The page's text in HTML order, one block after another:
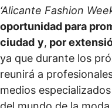
‘Alicante Fashion
oportunidad para
ciudad y, por
ya que durante los
reunirá a
medios